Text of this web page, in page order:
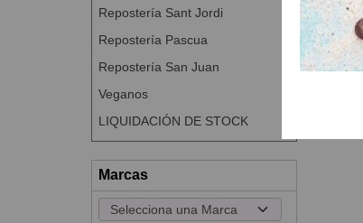
Repostería Sant Jordi
Repostería Pascua
Repostería San Juan
Veganos
LIQUIDACIÓN DE STOCK
Marcas